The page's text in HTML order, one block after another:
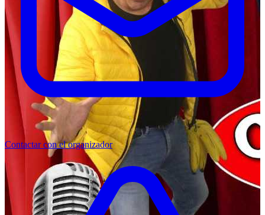
Contactar con el organizador